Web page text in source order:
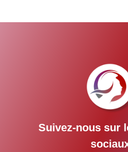
Suivez-nous sur